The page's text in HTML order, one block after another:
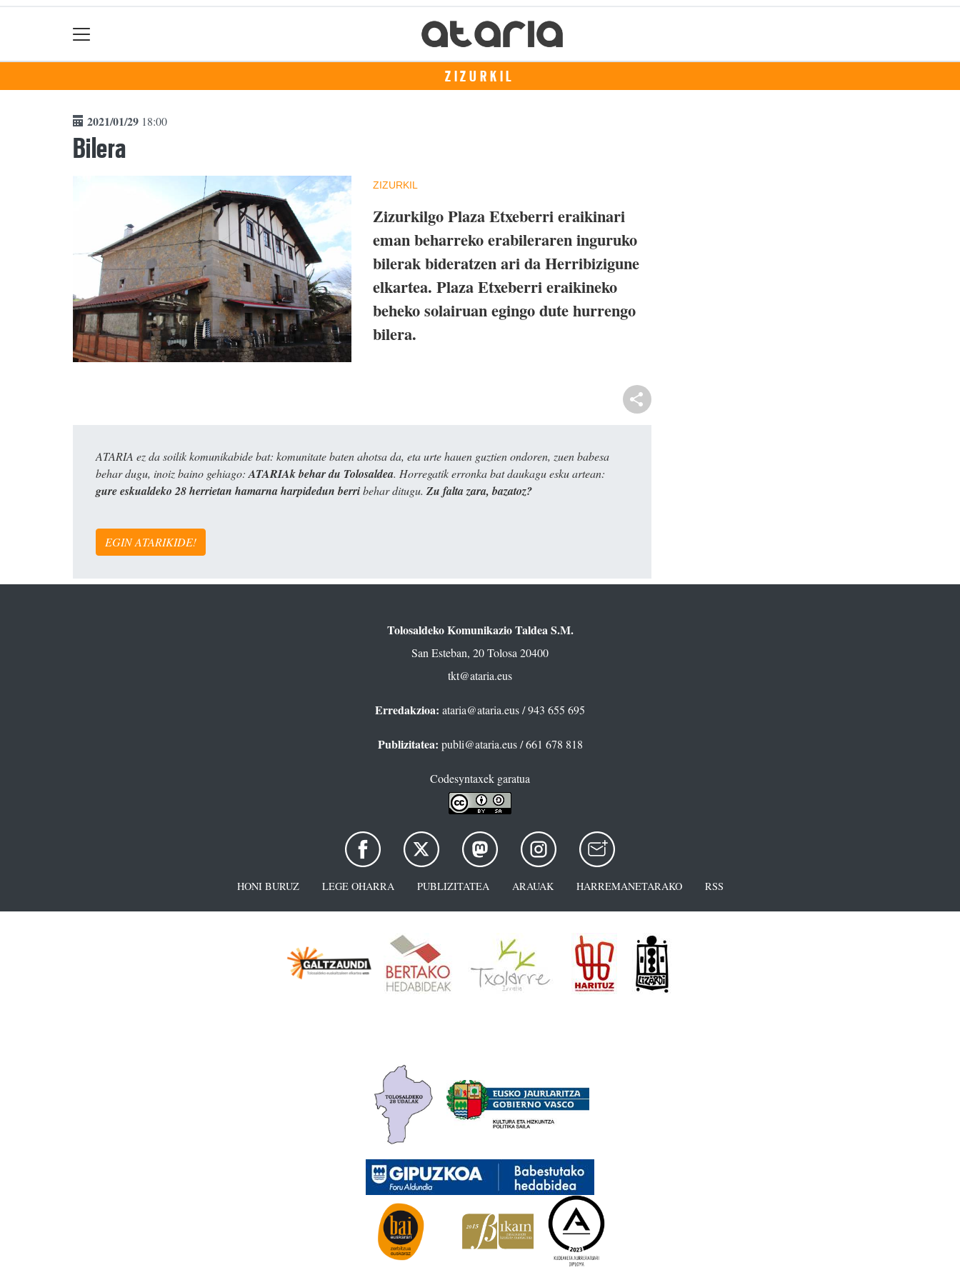
ZIZURKIL
2021/01/29 18:00
Bilera
ZIZURKIL
Zizurkilgo Plaza Etxeberri eraikinari
eman beharreko erabileraren inguruko
bilerak bideratzen ari da Herribizigune
elkartea. Plaza Etxeberri eraikineko
beheko solairuan egingo dute hurrengo
bilera.
ATARIA ez da soilik komunikabide bat: komunitate baten ahotsa da, eta urte hauen guztien ondoren, zuen babesa
behar dugu, inoiz baino gehiago: ATARIAk behar du Tolosaldea. Horregatik erronka bat daukagu esku artean:
gure eskualdeko 28 herrietan hamarna harpidedun berribehar ditugu. Zu falta zara, bazatoz?
EGIN ATARIKIDE!
Tolosaldeko Komunikazio Taldea S.M.
San Esteban, 20 Tolosa 20400
tkt@ataria.eus
Erredakzioa: ataria@ataria.eus/ 943 655 695
Publizitatea: publi@ataria.eus/ 661 678 818
Codesyntaxek garatua
HONI BURUZ LEGE OHARRA PUBLIZITATEA ARAUAK HARREMANETARAKO RSS